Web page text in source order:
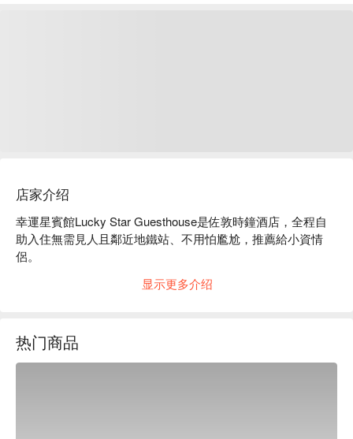
店家介绍
幸運星賓館Lucky Star Guesthouse是佐敦時鐘酒店，全程自
助入住無需見人且鄰近地鐵站、不用怕尷尬，推薦給小資情
侶。
具，房間提供一次性毛巾 (２條)，即棄床墊，風筒等物品，每
佐敦地鐵站
幸運星賓館Lucky Star Guesthouse佐敦時鐘酒店、幸運星賓
显示更多介绍
热门商品